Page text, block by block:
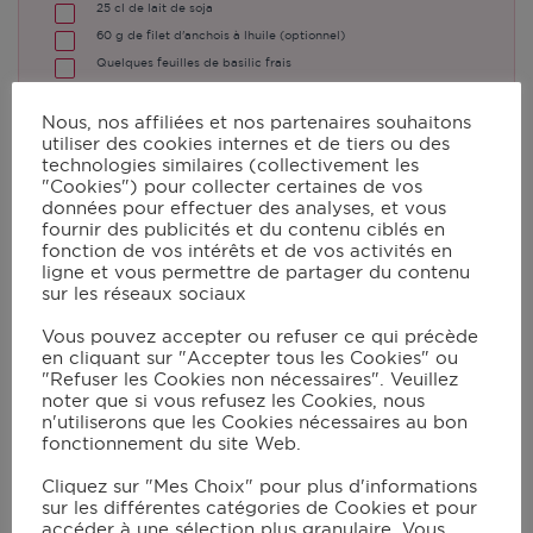
25 cl de lait de soja
60 g de filet d'anchois à lhuile (optionnel)
Quelques feuilles de basilic frais
Instructions
Dans le bol du robot muni du
couteau hachoir Ultrablade, ajoutez
l’oignon. Mixez en vitesse 11 pendant
5 s.
Ajoutez l’huile, les fonds
d’artichauts, la farine de maïs.
Lancez le programme mijoté P1
Nous, nos affiliées et nos partenaires souhaitons
utiliser des cookies internes et de tiers ou des
technologies similaires (collectivement les
"Cookies") pour collecter certaines de vos
données pour effectuer des analyses, et vous
fournir des publicités et du contenu ciblés en
fonction de vos intérêts et de vos activités en
ligne et vous permettre de partager du contenu
sur les réseaux sociaux
Vous pouvez accepter ou refuser ce qui précède
en cliquant sur "Accepter tous les Cookies" ou
"Refuser les Cookies non nécessaires". Veuillez
noter que si vous refusez les Cookies, nous
n'utiliserons que les Cookies nécessaires au bon
fonctionnement du site Web.
Cliquez sur "Mes Choix" pour plus d'informations
sur les différentes catégories de Cookies et pour